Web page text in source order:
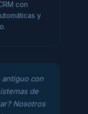
con
y
antiguo con
de
Nosotros